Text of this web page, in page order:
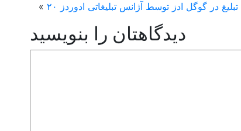
تبلیغ در گوگل ادز توسط آژانس تبلیغاتی ادوردز ۲۰ »
دیدگاهتان را بنویسید